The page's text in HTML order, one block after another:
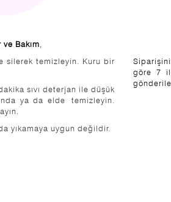
Bakım,
silerek temizleyin. Kuru bir
sıvı deterjan ile düşük
ya da elde temizleyin.
yıkamaya uygun değildir.
göre 7